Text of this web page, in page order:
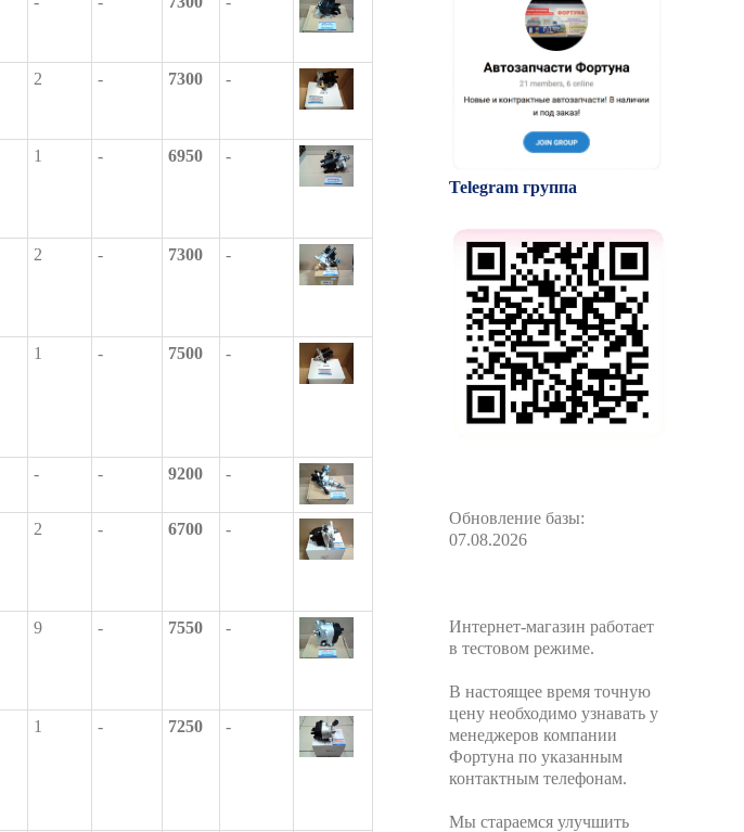
2 - 7300 -
1 - 6950 -
2 - 7300 -
1 - 7500 -
- - 9200 -
2 - 6700 -
9 - 7550 -
1 - 7250 -
Telegram группа
Обновление базы:
07.08.2026
Интернет-магазин работает
в тестовом режиме.
В настоящее время точную
цену необходимо узнавать у
менеджеров компании
Фортуна по указанным
контактным телефонам.
Мы стараемся улучшить